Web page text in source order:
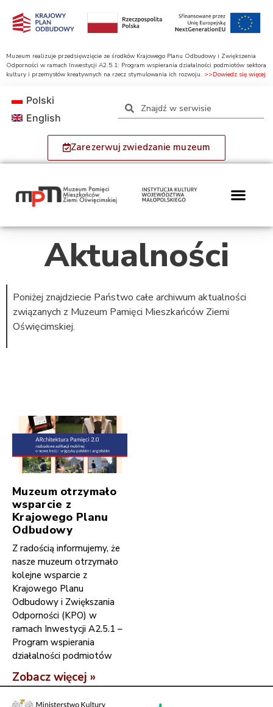
Muzeum realizuje przedsięwzięcie ze środków Krajowego Planu Odbudowy i Zwiększenia
Odporności w ramach Inwestycji A2.5.1: Program wspierania działalności podmiotów sektora
kultury i przemysłów kreatywnych na rzecz stymulowania ich rozwoju. >>Dowiedz się więcej
Zarezerwuj zwiedzanie muzeum
Polski
English
Aktualności
Poniżej znajdziecie Państwo całe archiwum aktualności
związanych z Muzeum Pamięci Mieszkańców Ziemi
Oświęcimskiej.
Muzeum otrzymało
wsparcie z
Krajowego Planu
Odbudowy
Z radością informujemy, że
nasze muzeum otrzymało
kolejne wsparcie z
Krajowego Planu
Odbudowy i Zwiększania
Odporności (KPO) w
ramach Inwestycji A2.5.1 –
Program wspierania
działalności podmiotów
Zobacz więcej »